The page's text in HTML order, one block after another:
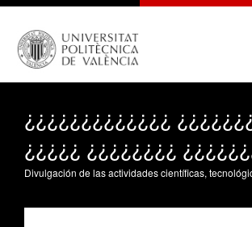
¿¿¿¿¿¿¿¿¿¿¿¿¿
¿¿¿¿¿ ¿¿¿¿¿¿¿¿